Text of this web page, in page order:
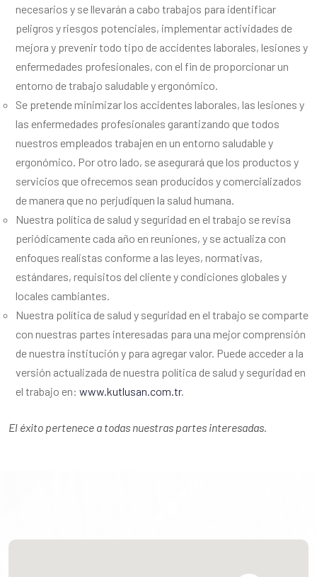
necesarios y se llevarán a cabo trabajos para identificar
peligros y riesgos potenciales, implementar actividades de
mejora y prevenir todo tipo de accidentes laborales, lesiones y
enfermedades profesionales, con el fin de proporcionar un
entorno de trabajo saludable y ergonómico.
Se pretende minimizar los accidentes laborales, las lesiones y
las enfermedades profesionales garantizando que todos
nuestros empleados trabajen en un entorno saludable y
ergonómico. Por otro lado, se asegurará que los productos y
servicios que ofrecemos sean producidos y comercializados
de manera que no perjudiquen la salud humana.
Nuestra política de salud y seguridad en el trabajo se revisa
periódicamente cada año en reuniones, y se actualiza con
enfoques realistas conforme a las leyes, normativas,
estándares, requisitos del cliente y condiciones globales y
locales cambiantes.
Nuestra política de salud y seguridad en el trabajo se comparte
con nuestras partes interesadas para una mejor comprensión
de nuestra institución y para agregar valor. Puede acceder a la
versión actualizada de nuestra política de salud y seguridad en
el trabajo en: www.kutlusan.com.tr.
El éxito pertenece a todas nuestras partes interesadas.